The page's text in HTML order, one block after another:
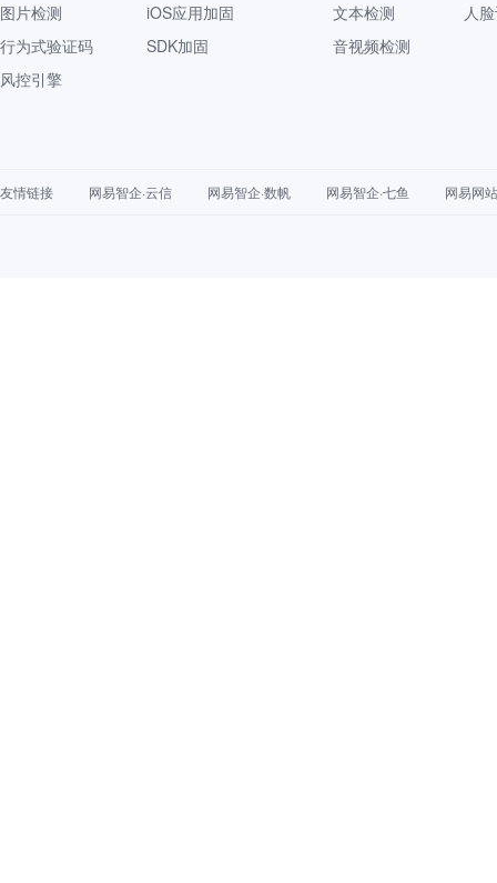
图片检测
行为式验证码
风控引擎
iOS应用加固
SDK加固
文本检测
音视频检测
人
友情链接 网易智企·云信 网易智企·数帆 网易智企·七鱼 网易网